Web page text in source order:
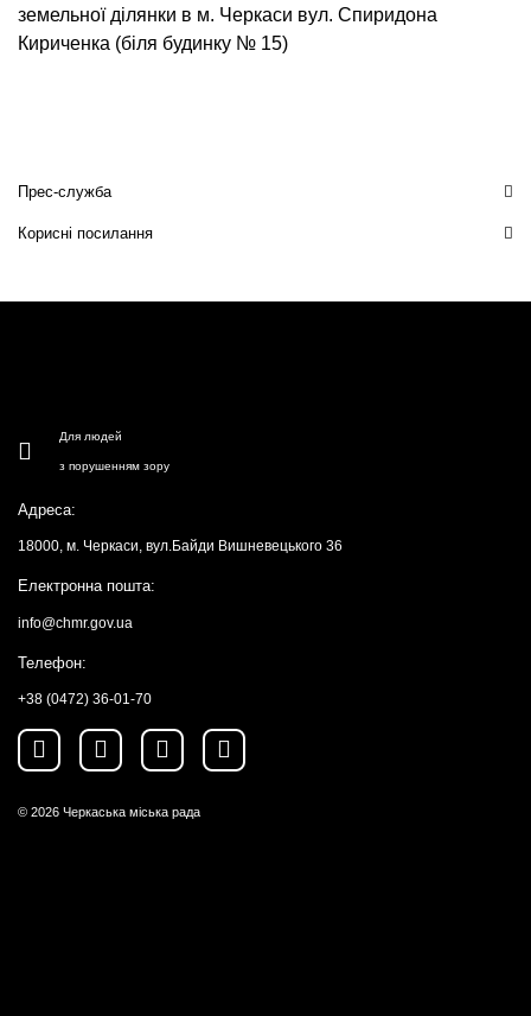
земельної ділянки в м. Черкаси вул. Спиридона
Кириченка (біля будинку № 15)
Прес-служба
Корисні посилання
Для людей
з порушенням зору
Адреса:
18000, м. Черкаси, вул.Байди Вишневецького 36
Електронна пошта:
info@chmr.gov.ua
Телефон:
+38 (0472) 36-01-70
© 2026 Черкаська міська рада